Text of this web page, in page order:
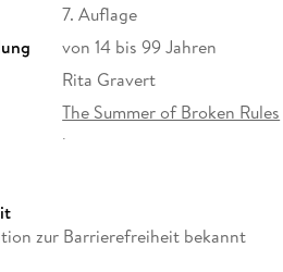
7. Auflage
von 14 bis 99 Jahren
Rita Gravert
The Summer of Broken Rules
kartoniert
zur Barrierefreiheit bekannt